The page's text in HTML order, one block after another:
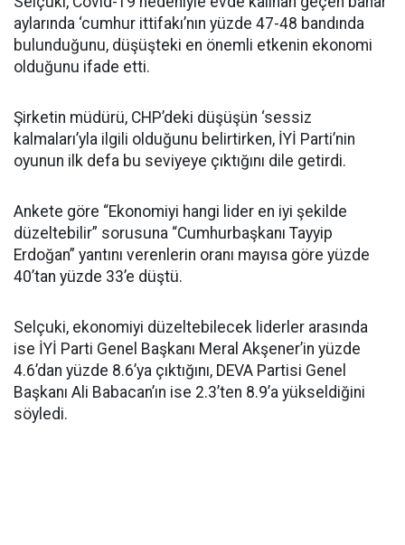
aylarında ‘cumhur ittifakı’nın yüzde 47-48 bandında
bulunduğunu, düşüşteki en önemli etkenin ekonomi
olduğunu ifade etti.
Şirketin müdürü, CHP’deki düşüşün ‘sessiz
kalmaları’yla ilgili olduğunu belirtirken, İYİ Parti’nin
oyunun ilk defa bu seviyeye çıktığını dile getirdi.
Ankete göre “Ekonomiyi hangi lider en iyi şekilde
düzeltebilir” sorusuna “Cumhurbaşkanı Tayyip
Erdoğan” yantını verenlerin oranı mayısa göre yüzde
40’tan yüzde 33’e düştü.
Selçuki, ekonomiyi düzeltebilecek liderler arasında
ise İYİ Parti Genel Başkanı Meral Akşener’in yüzde
4.6’dan yüzde 8.6’ya çıktığını, DEVA Partisi Genel
Başkanı Ali Babacan’ın ise 2.3’ten 8.9’a yükseldiğini
söyledi.